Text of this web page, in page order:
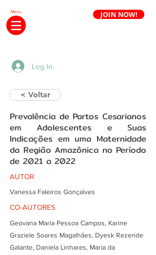
Menu JOIN NOW!
Log In
< Voltar
Prevalência de Partos Cesarianos
em Adolescentes e Suas
Indicações em uma Maternidade
da Região Amazônica no Período
de 2021 a 2022
AUTOR
Vanessa Faleiros Gonçalves
CO-AUTORES
Geovana Maria Pessoa Campos, Karine
Graziele Soares Magalhães, Dyesk Rezende
Galante, Daniela Linhares, Maria da